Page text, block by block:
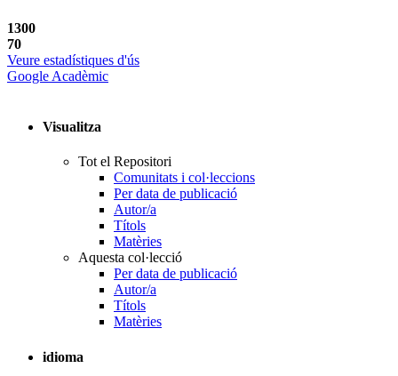
1300
70
Veure estadístiques d'ús
Google Acadèmic
Visualitza
Tot el Repositori
Comunitats i col·leccions
Per data de publicació
Autor/a
Títols
Matèries
Aquesta col·lecció
Per data de publicació
Autor/a
Títols
Matèries
idioma